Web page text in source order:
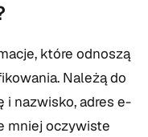
które odnoszą
Należą do
i nazwisko, adres e-
mniej oczywiste